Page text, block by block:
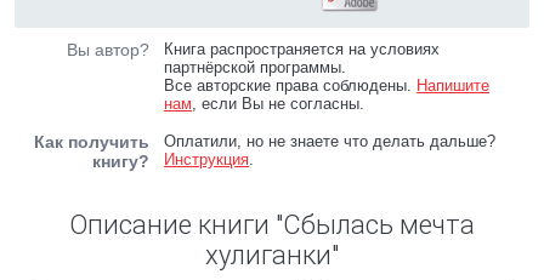
Вы автор?
Книга распространяется на условиях
партнёрской программы.
Все авторские права соблюдены. Напишите
нам, если Вы не согласны.
Как получить
книгу?
Оплатили, но не знаете что делать дальше?
Инструкция.
Описание книги "Сбылась мечта
хулиганки"